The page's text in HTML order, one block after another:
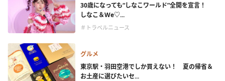
30歳になっても“しなこワールド”全開を宣言！
しなこ＆We♡...
＃トラベルニュース
グルメ
東京駅・羽田空港でしか買えない！ 夏の帰省＆
お土産に選びたいセ...